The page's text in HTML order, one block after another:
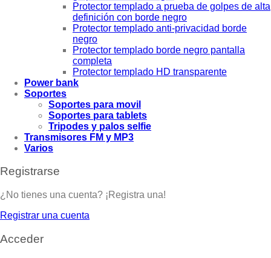
Protector templado a prueba de golpes de alta
definición con borde negro
Protector templado anti-privacidad borde
negro
Protector templado borde negro pantalla
completa
Protector templado HD transparente
Power bank
Soportes
Soportes para movil
Soportes para tablets
Tripodes y palos selfie
Transmisores FM y MP3
Varios
Registrarse
¿No tienes una cuenta? ¡Registra una!
Registrar una cuenta
Acceder